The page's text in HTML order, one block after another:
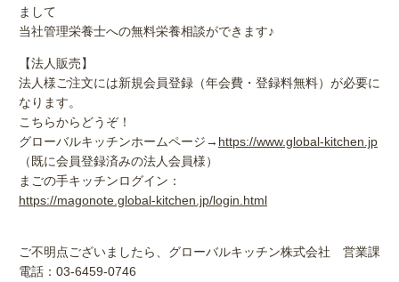
まして
当社管理栄養士への無料栄養相談ができます♪
【法人販売】
法人様ご注文には新規会員登録（年会費・登録料無料）が必要に
なります。
こちらからどうぞ！
グローバルキッチンホームページ→ https://www.global-kitchen.jp
（既に会員登録済みの法人会員様）
まごの手キッチンログイン：
https://magonote.global-kitchen.jp/login.html
ご不明点ございましたら、グローバルキッチン株式会社 営業課
電話：03-6459-0746